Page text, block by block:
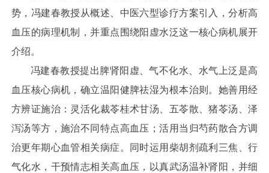
势，冯建春教授从概述、中医六型诊疗方案引入，分析高
血压的病理机制，并重点围绕阳虚水泛这一核心病机展开
介绍。
冯建春教授提出脾肾阳虚、气不化水、水气上泛是高
血压核心病机，确立温阳健脾祛湿为根本治则。她善用经
方辨证施治：灵活化裁苓桂术甘汤、五苓散、猪苓汤、泽
泻汤等方，施治不同特点高血压；活用当归芍药散合方调
治更年期心血管相关病症。同时运用柴胡剂疏利三焦、行
气化水，干预情志相关高血压，以真武汤温补肾阳，并细